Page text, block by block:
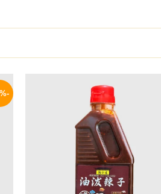
الأصلي
هو:
600 EGP.
-19%